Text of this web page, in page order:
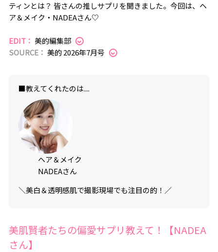
ティンとは？ 皆さんの推しサプリを聞きました。今回は、ヘ
ア＆メイク・NADEAさん♡
EDIT： 美的編集部
SOURCE： 美的 2026年7月号
■教えてくれたのは....
ヘア＆メイク
NADEAさん
＼美白＆透明感肌で撮影現場でも注目の的！／
美肌賢者たちの偏愛サプリ教えて！【NADEA
さん】